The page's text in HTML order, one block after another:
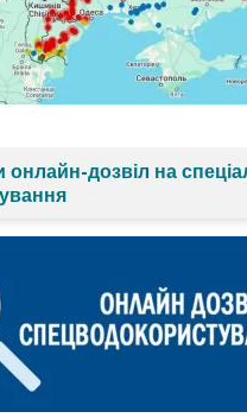
онлайн-дозвіл на